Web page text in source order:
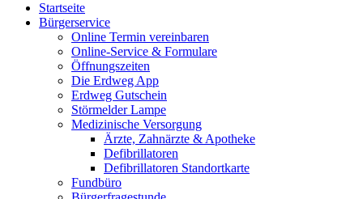
Startseite
Bürgerservice
Online Termin vereinbaren
Online-Service & Formulare
Öffnungszeiten
Die Erdweg App
Erdweg Gutschein
Störmelder Lampe
Medizinische Versorgung
Ärzte, Zahnärzte & Apotheke
Defibrillatoren
Defibrillatoren Standortkarte
Fundbüro